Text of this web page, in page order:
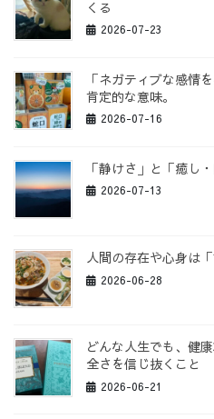
くる
2026-07-23
「ネガティブな感情
肯定的な意味。
2026-07-16
「静けさ」と「癒し
2026-07-13
人間の存在や心身は
2026-06-28
どんな人生でも、健
全さを信じ抜くこと
2026-06-21